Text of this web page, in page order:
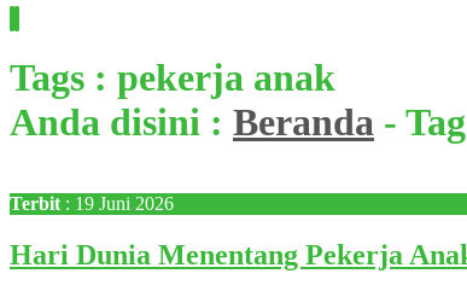
Tags : pekerja anak
Anda disini : Beranda -
Terbit : 19 Juni 2026
Hari Dunia Menentang Pekerja